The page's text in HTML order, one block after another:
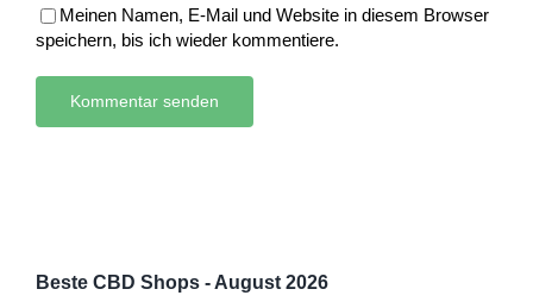
Meinen Namen, E-Mail und Website in diesem Browser
speichern, bis ich wieder kommentiere.
Beste CBD Shops - August 2026